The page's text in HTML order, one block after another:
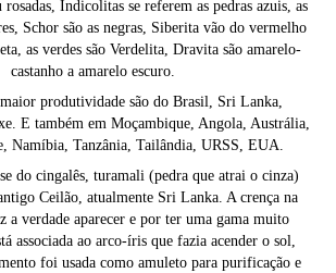
rosadas, Indicolitas se referem as pedras azuis, as
Schor são as negras, Siberita vão do vermelho
as verdes são Verdelita, Dravita são amarelo-
castanho a amarelo escuro.
produtividade são do Brasil, Sri Lanka,
E também em Moçambique, Angola, Austrália,
Namíbia, Tanzânia, Tailândia, URSS, EUA.
do cingalês, turamali (pedra que atrai o cinza)
Ceilão, atualmente Sri Lanka. A crença na
a verdade aparecer e por ter uma gama muito
associada ao arco-íris que fazia acender o sol,
foi usada como amuleto para purificação e